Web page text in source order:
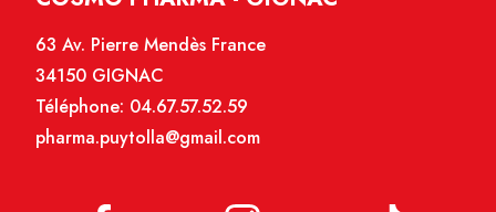
63 Av. Pierre Mendès France
34150 GIGNAC
Téléphone: 04.67.57.52.59
pharma.puytolla@gmail.com